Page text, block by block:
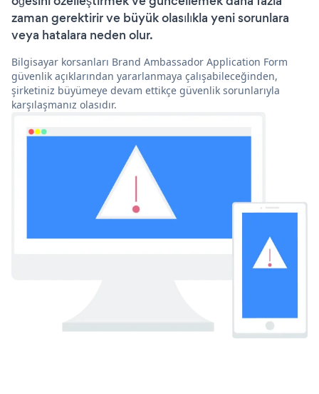
zaman gerektirir ve büyük olasılıkla yeni sorunlara
veya hatalara neden olur.
Bilgisayar korsanları Brand Ambassador Application Form
güvenlik açıklarından yararlanmaya çalışabileceğinden,
şirketiniz büyümeye devam ettikçe güvenlik sorunlarıyla
karşılaşmanız olasıdır.